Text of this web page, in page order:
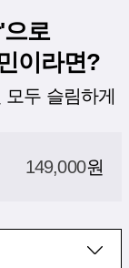
로
이라면?
두 슬림하게
149,000원